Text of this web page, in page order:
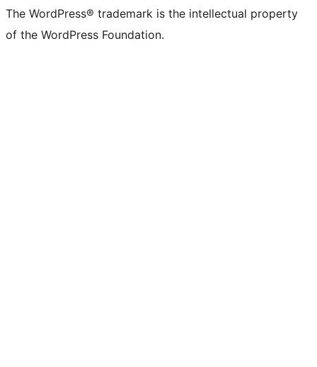
The WordPress® trademark is the intellectual property
of the WordPress Foundation.